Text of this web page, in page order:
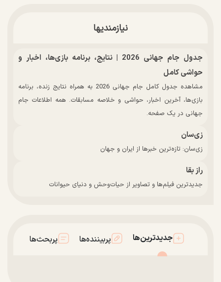
نیازمندیها
جدول جام جهانی 2026 | نتایج، برنامه بازی‌ها، اخبار و
حواشی کامل
مشاهده جدول کامل جام جهانی 2026 به همراه نتایج زنده، برنامه
بازی‌ها، آخرین اخبار، حواشی و خلاصه مسابقات. همه اطلاعات جام
جهانی در یک صفحه.
زی‌سان
زی‌سان: تازه‌ترین خبرها از ایران و جهان
راز بقا
جدیدترین فیلم‌ها و تصاویر از حیات‌وحش و دنیای حیوانات
جدیدترین‌ها پربیننده‌ها پربحث‌ها